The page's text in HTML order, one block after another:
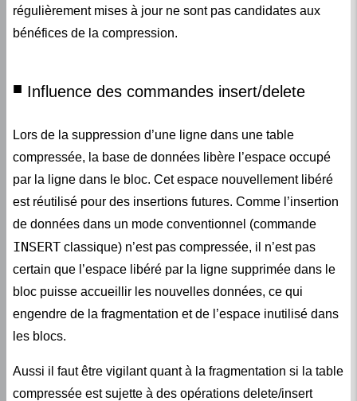
bénéfices de la compression.
compressée, la base de données libère l’espace occupé
par la ligne dans le bloc. Cet espace nouvellement libéré
est réutilisé pour des insertions futures. Comme l’insertion
de données dans un mode conventionnel (commande
INSERTclassique) n’est pas compressée, il n’est pas
certain que l’espace libéré par la ligne supprimée dans le
bloc puisse accueillir les nouvelles données, ce qui
engendre de la fragmentation et de l’espace inutilisé dans
les blocs.
compressée est sujette à des opérations delete/insert
massives.